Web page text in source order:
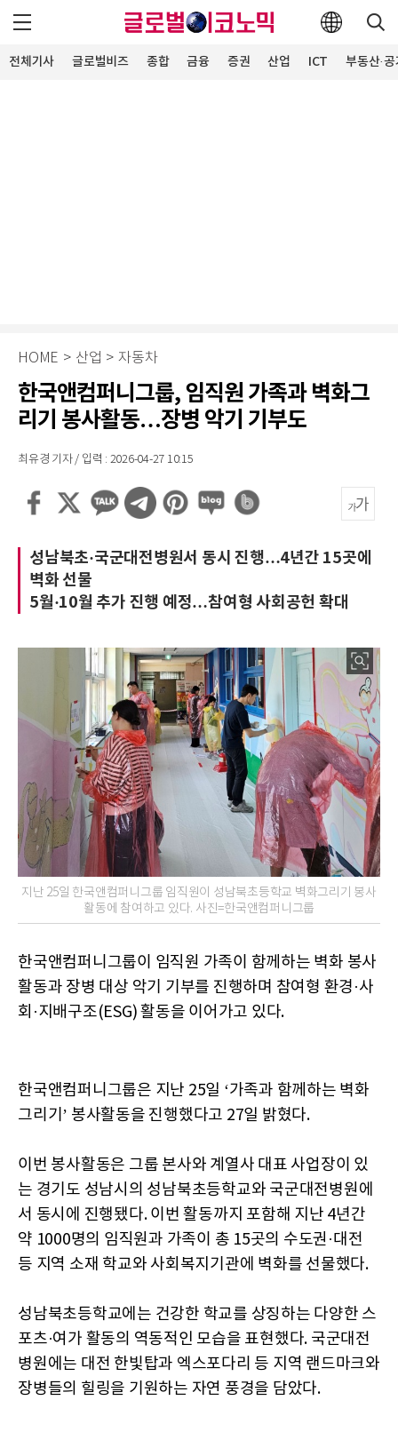
전체기사 글로벌비즈 종합 금융 증권 산업 ICT 부동산·
HOME > 산업 > 자동차
한국앤컴퍼니그룹, 임직원 가족과 벽화그
리기 봉사활동…장병 악기 기부도
최유경 기자 / 입력 : 2026-04-27 10:15
성남북초·국군대전병원서 동시 진행…4년간 15곳에
벽화 선물
5월·10월 추가 진행 예정…참여형 사회공헌 확대
지난 25일 한국앤컴퍼니그룹 임직원이 성남북초등학교 벽화그리기 봉사
활동에 참여하고 있다. 사진=한국앤컴퍼니그룹
한국앤컴퍼니그룹이 임직원 가족이 함께하는 벽화 봉사
활동과 장병 대상 악기 기부를 진행하며 참여형 환경·사
회·지배구조(ESG) 활동을 이어가고 있다.
한국앤컴퍼니그룹은 지난 25일 ‘가족과 함께하는 벽화
그리기’ 봉사활동을 진행했다고 27일 밝혔다.
이번 봉사활동은 그룹 본사와 계열사 대표 사업장이 있
는 경기도 성남시의 성남북초등학교와 국군대전병원에
서 동시에 진행됐다. 이번 활동까지 포함해 지난 4년간
약 1000명의 임직원과 가족이 총 15곳의 수도권·대전
등 지역 소재 학교와 사회복지기관에 벽화를 선물했다.
성남북초등학교에는 건강한 학교를 상징하는 다양한 스
포츠·여가 활동의 역동적인 모습을 표현했다. 국군대전
병원에는 대전 한빛탑과 엑스포다리 등 지역 랜드마크와
장병들의 힐링을 기원하는 자연 풍경을 담았다.